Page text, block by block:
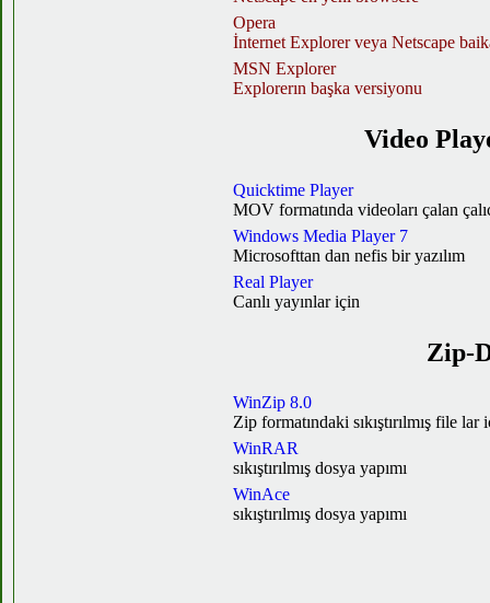
Opera
İnternet Explorer veya Netscape
MSN Explorer
Explorerın başka versiyonu
Video
Quicktime Player
MOV formatında videoları çalan
Windows Media Player 7
Microsofttan dan nefis bir yazılım
Real Player
Canlı yayınlar için
Zip-
WinZip 8.0
Zip formatındaki sıkıştırılmış file lar
WinRAR
sıkıştırılmış dosya yapımı
WinAce
sıkıştırılmış dosya yapımı